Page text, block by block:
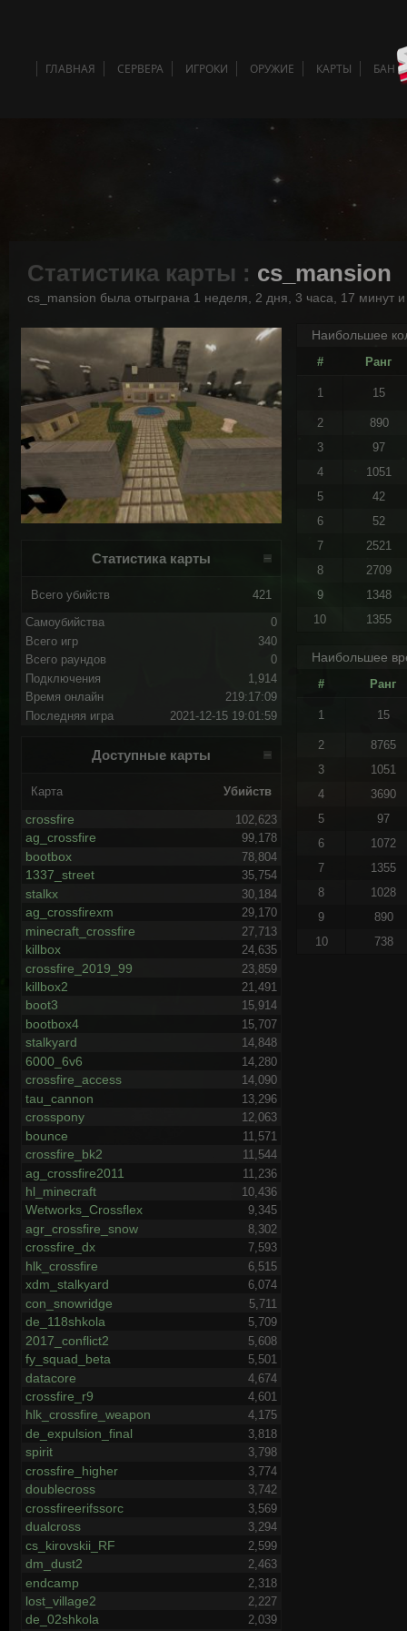
ГЛАВНАЯ СЕРВЕРА ИГРОКИ ОРУЖИЕ КАРТЫ БАН
Статистика карты : cs_mansion
cs_mansion была отыграна 1 неделя, 2 дня, 3 часа, 17 минут и
Статистика карты
Всего убийств 421
Самоубийства
0
Всего игр
340
Всего раундов
0
Подключения
1,914
Время онлайн
219:17:09
Последняя игра
2021-12-15 19:01:59
Доступные карты
Карта Убийств
crossfire 102,623
ag_crossfire 99,178
bootbox 78,804
1337_street 35,754
stalkx 30,184
ag_crossfirexm 29,170
minecraft_crossfire 27,713
killbox 24,635
crossfire_2019_99 23,859
killbox2 21,491
boot3 15,914
bootbox4 15,707
stalkyard 14,848
6000_6v6 14,280
crossfire_access 14,090
tau_cannon 13,296
crosspony 12,063
bounce 11,571
crossfire_bk2 11,544
ag_crossfire2011 11,236
hl_minecraft 10,436
Wetworks_Crossflex 9,345
agr_crossfire_snow 8,302
crossfire_dx 7,593
hlk_crossfire 6,515
xdm_stalkyard 6,074
con_snowridge 5,711
de_118shkola 5,709
2017_conflict2 5,608
fy_squad_beta 5,501
datacore 4,674
crossfire_r9 4,601
hlk_crossfire_weapon 4,175
de_expulsion_final 3,818
spirit 3,798
crossfire_higher 3,774
doublecross 3,742
crossfireerifssorc 3,569
dualcross 3,294
cs_kirovskii_RF 2,599
dm_dust2 2,463
endcamp 2,318
lost_village2 2,227
de_02shkola 2,039
Наибольшее
# Ранг
1 15
2
890
3
97
4
1051
5
42
6
52
7
2521
8
2709
9
1348
10
1355
Наибольшее
# Ранг
1 15
2
8765
3
1051
4
3690
5
97
6
1072
7
1355
8
1028
9
890
10
738